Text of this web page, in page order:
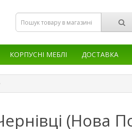
КОРПУСНІ МЕБЛІ ДОСТАВКА
(Нова